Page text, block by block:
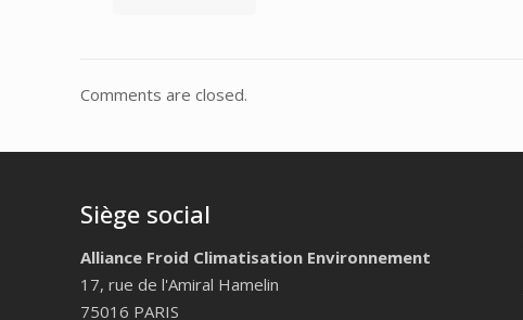
Comments are closed.
Siège social
Alliance Froid Climatisation Environnement
17, rue de l'Amiral Hamelin
75016 PARIS